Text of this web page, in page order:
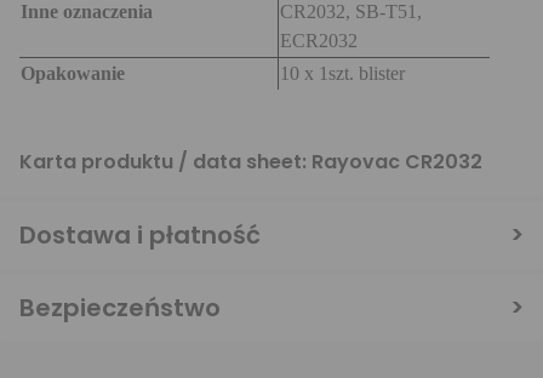
Inne oznaczenia
CR2032, SB-T51,
ECR2032
Opakowanie
10 x 1szt. blister
Karta produktu / data sheet: Rayovac CR2032
Dostawa i płatność
Bezpieczeństwo